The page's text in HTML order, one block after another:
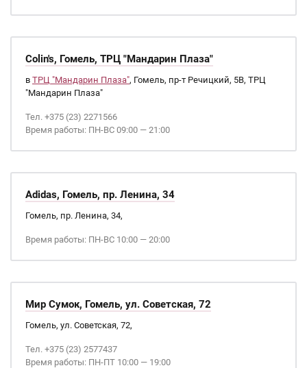
Colin's, Гомель, ТРЦ "Мандарин Плаза"
в ТРЦ "Мандарин Плаза", Гомель, пр-т Речицкий, 5В, ТРЦ
"Мандарин Плаза"
Тел. +375 (23) 2271566
Время работы: ПН-ВС 09:00 — 21:00
Adidas, Гомель, пр. Ленина, 34
Гомель, пр. Ленина, 34,
Время работы: ПН-ВС 10:00 — 20:00
Мир Сумок, Гомель, ул. Советская, 72
Гомель, ул. Советская, 72,
Тел. +375 (23) 2577437
Время работы: ПН-ПТ 10:00 — 19:00